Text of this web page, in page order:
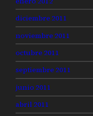
diciembre 2011
noviembre 2011
octubre 2011
septiembre 2011
junio 2011
abril 2011